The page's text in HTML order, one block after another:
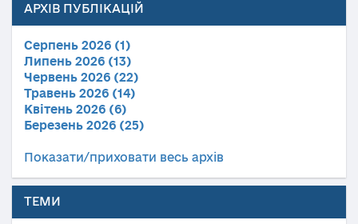
АРХІВ ПУБЛІКАЦІЙ
Серпень 2026 (1)
Липень 2026 (13)
Червень 2026 (22)
Травень 2026 (14)
Квітень 2026 (6)
Березень 2026 (25)
Показати/приховати весь архів
ТЕМИ